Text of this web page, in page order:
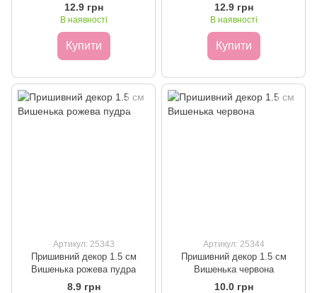
12.9 грн
В наявності
Купити
12.9 грн
В наявності
Купити
Артикул: 25343
Пришивний декор 1.5 см
Вишенька рожева пудра
8.9 грн
Артикул: 25344
Пришивний декор 1.5 см
Вишенька червона
10.0 грн